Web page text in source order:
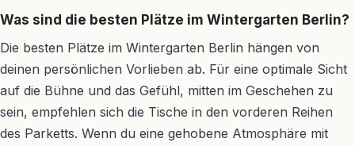
Was sind die besten Plätze im Wintergarten Berlin?
Die besten Plätze im Wintergarten Berlin hängen von
deinen persönlichen Vorlieben ab. Für eine optimale Sicht
auf die Bühne und das Gefühl, mitten im Geschehen zu
sein, empfehlen sich die Tische in den vorderen Reihen
des Parketts. Wenn du eine gehobene Atmosphäre mit